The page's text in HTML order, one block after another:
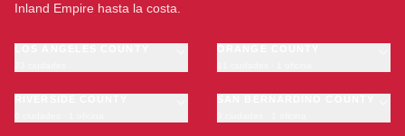
Inland Empire hasta la costa.
Glendale
Irvine